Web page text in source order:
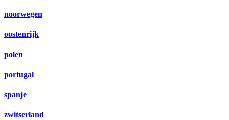
noorwegen
oostenrijk
polen
portugal
spanje
zwitserland